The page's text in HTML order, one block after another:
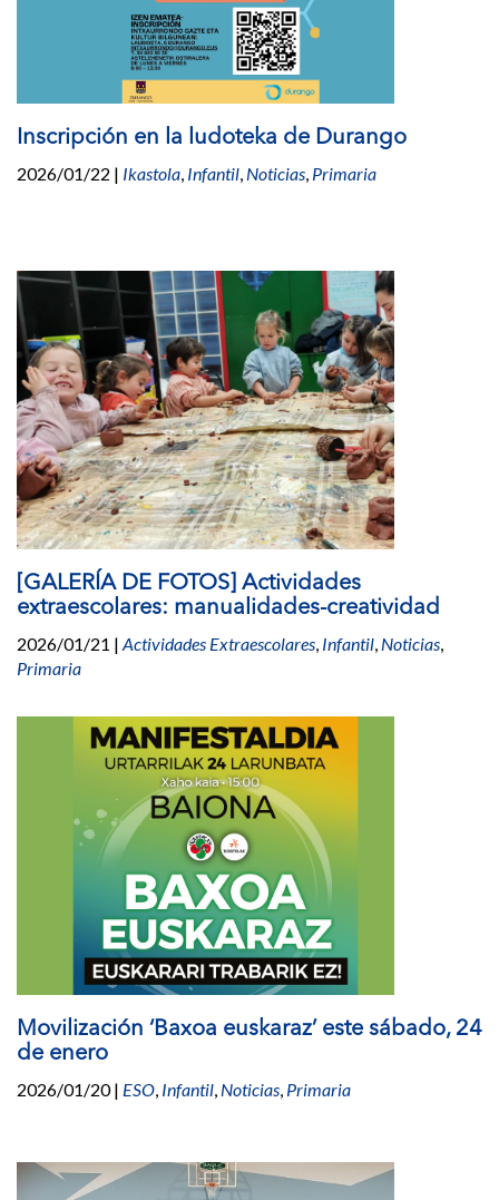
Inscripción en la ludoteka de Durango
2026/01/22 | Ikastola, Infantil, Noticias, Primaria
[GALERÍA DE FOTOS] Actividades
extraescolares: manualidades-creatividad
2026/01/21 | Actividades Extraescolares, Infantil, Noticias,
Primaria
Movilización ‘Baxoa euskaraz’ este sábado, 24
de enero
2026/01/20| ESO, Infantil, Noticias, Primaria